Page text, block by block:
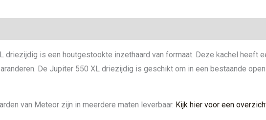
driezijdig is een houtgestookte inzethaard van formaat. Deze kachel heeft
De Jupiter 550 XL driezijdig is geschikt om in een bestaande
van Meteor zijn in meerdere maten leverbaar. Kijk hier voor een